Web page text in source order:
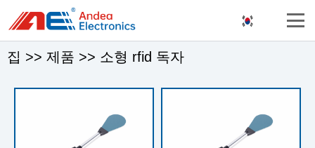
집 >> 제품 >> 소형 rfid 독자